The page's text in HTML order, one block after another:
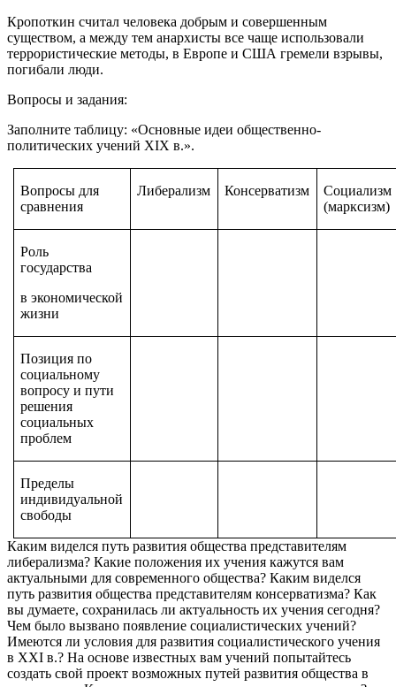
Кропоткин считал человека добрым и совершенным
существом, а между тем анархисты все чаще использовали
террористические методы, в Европе и США гремели взрывы,
погибали люди.
Вопросы и задания:
Заполните таблицу: «Основные идеи общественно-
политических учений XIX в.».
Вопросы для
сравнения
Либерализм Консерватизм
Социализм
(марксизм)
Роль
государства
в экономической
жизни
Позиция по
социальному
вопросу и пути
решения
социальных
проблем
Пределы
индивидуальной
свободы
Каким виделся путь развития общества представителям
либерализма? Какие положения их учения кажутся вам
актуальными для современного общества? Каким виделся
путь развития общества представителям консерватизма? Как
вы думаете, сохранилась ли актуальность их учения сегодня?
Чем было вызвано появление социалистических учений?
Имеются ли условия для развития социалистического учения
в XXI в.? На основе известных вам учений попытайтесь
создать свой проект возможных путей развития общества в